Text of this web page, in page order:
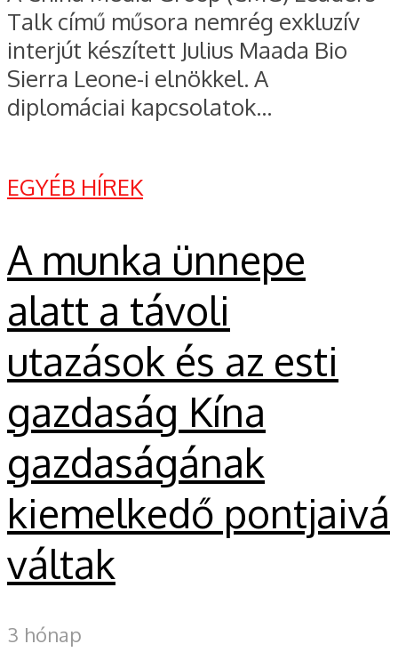
Talk című műsora nemrég exkluzív
interjút készített Julius Maada Bio
Sierra Leone-i elnökkel. A
diplomáciai kapcsolatok...
EGYÉB HÍREK
A munka ünnepe
alatt a távoli
utazások és az esti
gazdaság Kína
gazdaságának
kiemelkedő pontjaivá
váltak
3 hónap